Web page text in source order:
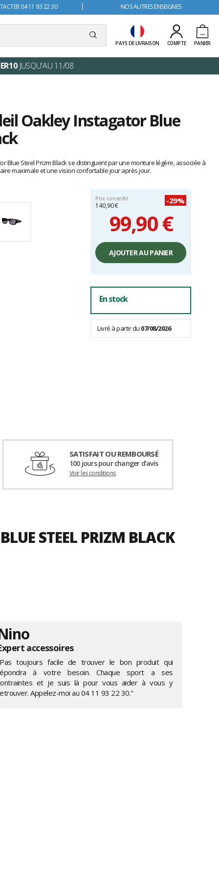
04 11 93 22 30 NOS AUTRES ENSEIGNES
PAYS DE LIVRAISON COMPTE PANIER
JUSQU'AU 11/08
Oakley Instagator Blue
Blue Steel Prizm Black se distinguent par une monture légère, associée à
maximale et une vision confortable jour après jour.
Prix conseillé
140,90 €
-29%
99,90 €
Prix
unitaire,
hors
frais
AJOUTER AU PANIER
En stock
Livré à partir du 07/08/2026
SATISFAIT OU REMBOURSÉ
100 jours pour changer d’avis
Voir les conditions
STEEL PRIZM BLACK
accessoires
toujours facile de trouver le bon produit qui
à votre besoin. Chaque sport a ses
et je suis là pour vous aider à vous y
Appelez-moi au04 11 93 22 30."